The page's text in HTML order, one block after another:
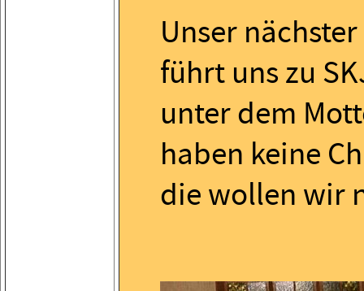
Unser
führt uns zu
unter dem
haben keine
die wollen wir